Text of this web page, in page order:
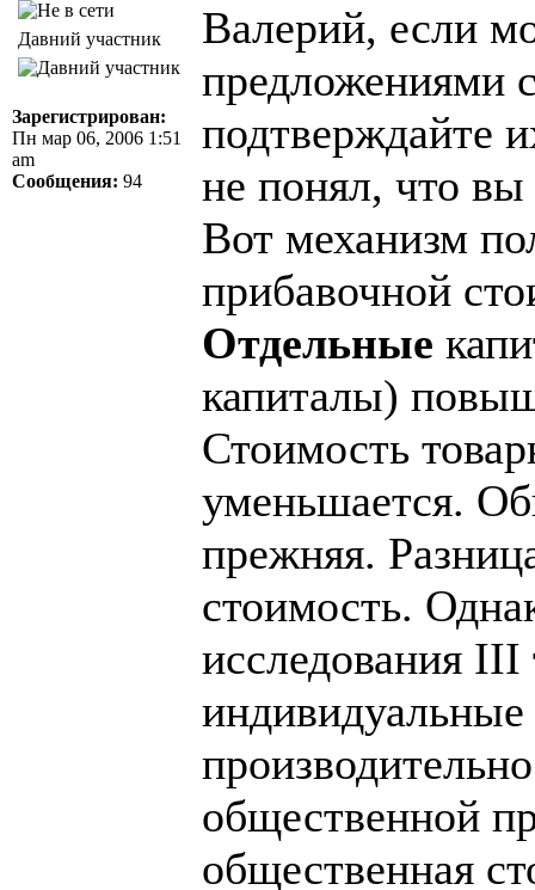
Давний участник
Зарегистрирован:
Пн мар 06, 2006 1:51
am
Сообщения: 94
Валерий, если
предложениями
подтверждайте
не понял, что вы
Вот механизм
прибавочной
Отдельные
капиталы)
Стоимость
уменьшается.
прежняя.
стоимость.
исследования III
общественной
общественная